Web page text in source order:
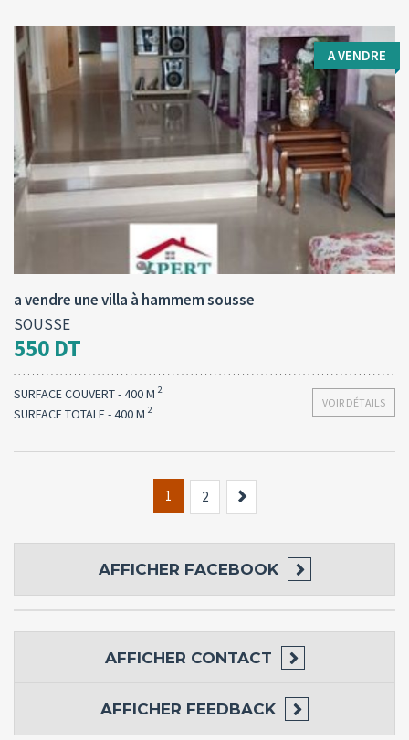
Surface totale:
400 M2
A VENDRE
a vendre une villa à hammem sousse
SOUSSE
550 DT
VOIR DÉTAILS
SURFACE COUVERT - 400 M 2
SURFACE TOTALE - 400 M 2
1 2
AFFICHER FACEBOOK
AFFICHER CONTACT
AFFICHER FEEDBACK